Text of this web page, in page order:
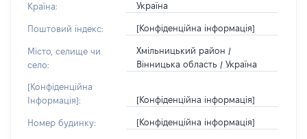
Країна: Україна
Поштовий індекс: [Конфіденційна інформація]
Місто, селище чи
село:
Хмільницький район /
Вінницька область / Україна
[Конфіденційна
Інформація]:
[Конфіденційна інформація]
Номер будинку: [Конфіденційна інформація]